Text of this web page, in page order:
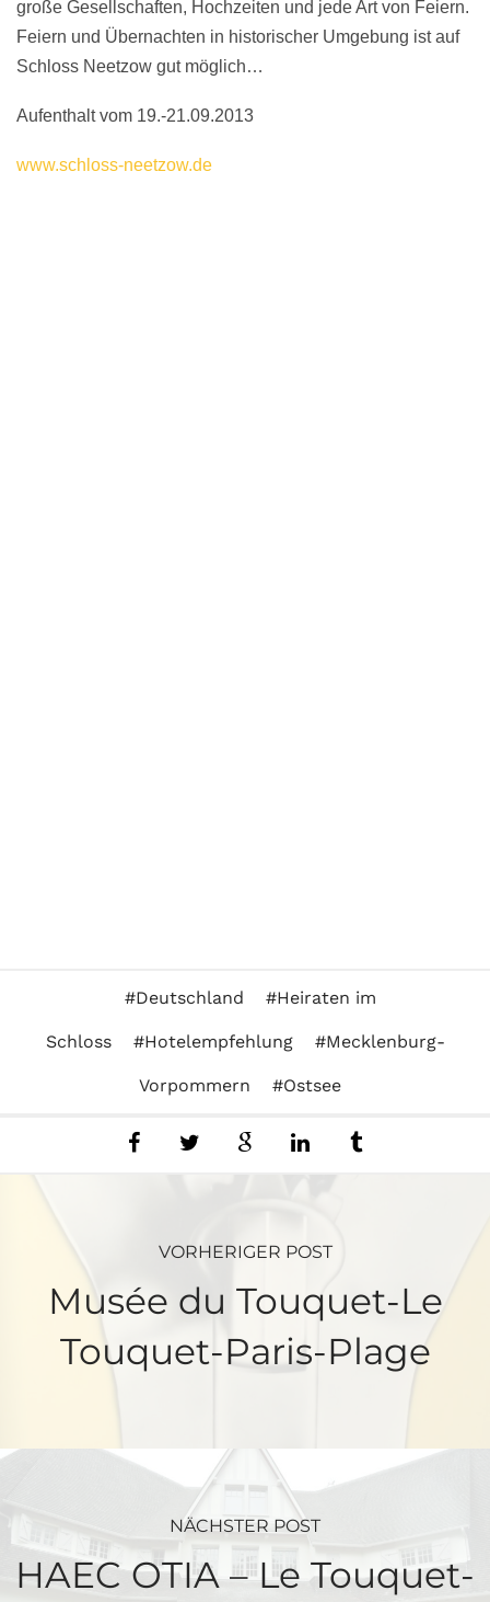
große Gesellschaften, Hochzeiten und jede Art von Feiern.
Feiern und Übernachten in historischer Umgebung ist auf
Schloss Neetzow gut möglich…
Aufenthalt vom 19.-21.09.2013
www.schloss-neetzow.de
Deutschland Heiraten im
Schloss Hotelempfehlung Mecklenburg-
Vorpommern Ostsee
VORHERIGER POST
Musée du Touquet-Le
Touquet-Paris-Plage
NÄCHSTER POST
HAEC OTIA – Le Touquet-